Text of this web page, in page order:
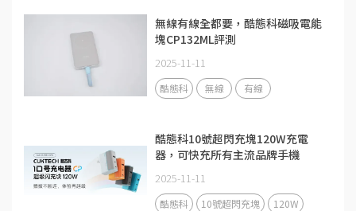
無線有線全都要，酷態科磁吸電能
塊CP132ML評測
2025-11-11
酷態科 無線 有線
酷態科10號超閃充塊120W充電
器，可快充所有主流品牌手機
2025-11-11
酷態科 10號超閃充塊 120W